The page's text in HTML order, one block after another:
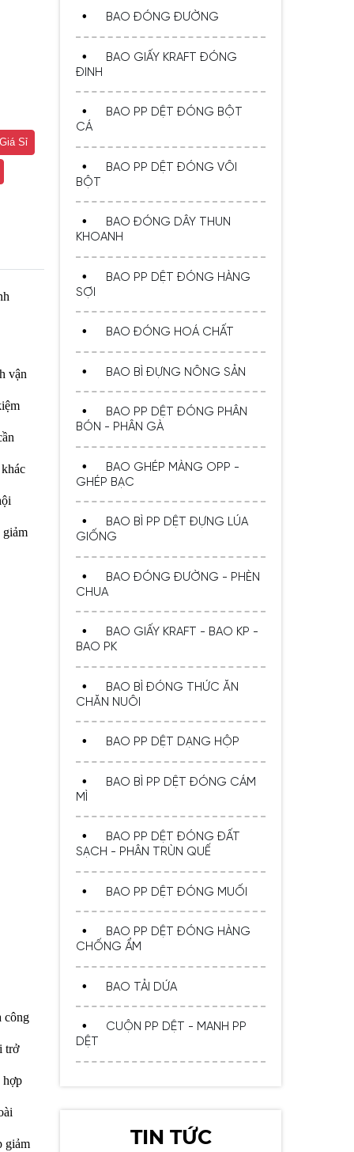
Sỉ
vận
giảm
công
trở
hợp
giảm
BAO ĐÓNG ĐƯỜNG
BAO GIẤY KRAFT ĐÓNG
ĐINH
BAO PP DỆT ĐÓNG BỘT
CÁ
BAO PP DỆT ĐÓNG VÔI
BỘT
BAO ĐÓNG DÂY THUN
KHOANH
BAO PP DỆT ĐÓNG HÀNG
SỢI
BAO ĐÓNG HOÁ CHẤT
BAO BÌ ĐỰNG NÔNG SẢN
BAO PP DỆT ĐÓNG PHÂN
BÓN - PHÂN GÀ
BAO GHÉP MÀNG OPP -
GHÉP BẠC
BAO BÌ PP DỆT ĐỰNG LÚA
GIỐNG
BAO ĐÓNG ĐƯỜNG - PHÈN
CHUA
BAO GIẤY KRAFT - BAO KP -
BAO PK
BAO BÌ ĐÓNG THỨC ĂN
CHĂN NUÔI
BAO PP DỆT DẠNG HỘP
BAO BÌ PP DỆT ĐÓNG CÁM
MÌ
BAO PP DỆT ĐÓNG ĐẤT
SẠCH - PHÂN TRÙN QUẾ
BAO PP DỆT ĐÓNG MUỐI
BAO PP DỆT ĐÓNG HÀNG
CHỐNG ẨM
BAO TẢI DỨA
CUỘN PP DỆT - MANH PP
DỆT
TIN TỨC
Gói An Toàn, Thẩm Mỹ Và Tiện
Lợi
Bao PP Dệt Chất Lượng Cho
Mua Sỉ & Lẻ Bao PP Dệt Giá Rẻ
– Hàng Chính Hãng, Giá Tốt
Bí Quyết Chọn Bao PP Dệt Giá
Rẻ Mà Vẫn Đạt Tiêu Chuẩn
Chất Lượng
Giới Thiệu Về Cuộn PP Dệt –
Lựa Chọn Hoàn Hảo Cho
Ngành Bao Bì
Thiện Môi Trường 2025